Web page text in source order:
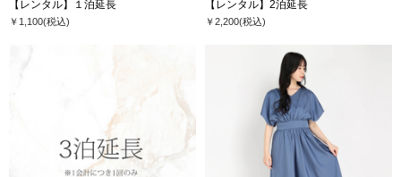
【レンタル】１泊延長
￥1,100(税込)
【レンタル】2泊延長
￥2,200(税込)